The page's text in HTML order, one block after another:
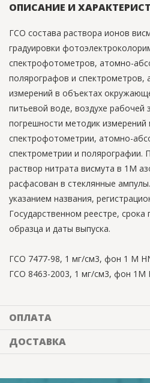
ОПИСАНИЕ И
ГСО состава раствора ионов
градуировки
спектрофотометров, атомно-
полярографов и спектрометров,
измерений в объектах
питьевой воде, воздухе рабочей
погрешности методик
спектрофотометрии, атомно-
спектрометрии и полярографии.
раствор нитрата висмута в 1М
расфасован в стеклянные
указанием названия,
Государственном реестре, срока
образца и даты выпуска.
ГСО 7477-98, 1 мг/см3, фон 1 М
ГСО 8463-2003, 1 мг/см3, фон 1М
ОПЛАТА
ДОСТАВКА